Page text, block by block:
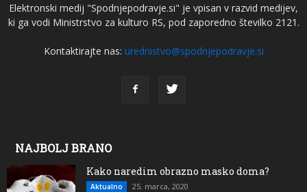
Elektronski medij "Spodnjepodravje.si" je vpisan v razvid medijev,
ki ga vodi Ministrstvo za kulturo RS, pod zaporedno številko 2121.
Kontaktirajte nas: urednistvo@spodnjepodravje.si
NAJBOLJ BRANO
Kako naredim obrazno masko doma?
Aktualno 25. marca, 2020